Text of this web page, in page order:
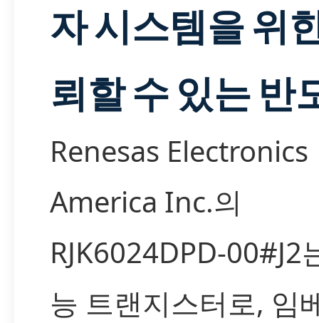
자 시스템을 위
뢰할 수 있는 반
Renesas Electronics
America Inc.의
RJK6024DPD-00#J2
능 트랜지스터로, 임